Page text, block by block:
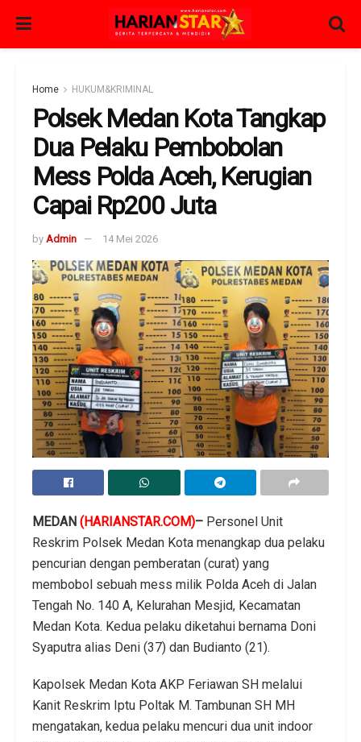
Home HUKUM&KRIMINAL
Polsek Medan Kota Tangkap
Dua Pelaku Pembobolan
Mess Polda Aceh, Kerugian
Capai Rp200 Juta
by Admin 14 Mei 2026
MEDAN (HARIANSTAR.COM)– Personel Unit
Reskrim Polsek Medan Kota menangkap dua pelaku
pencurian dengan pemberatan (curat) yang
membobol sebuah mess milik Polda Aceh di Jalan
Tengah No. 140 A, Kelurahan Mesjid, Kecamatan
Medan Kota. Kedua pelaku diketahui bernama Doni
Syaputra alias Deni (37) dan Budianto (21).
Kapolsek Medan Kota AKP Feriawan SH melalui
Kanit Reskrim Iptu Poltak M. Tambunan SH MH
mengatakan, kedua pelaku mencuri dua unit indoor